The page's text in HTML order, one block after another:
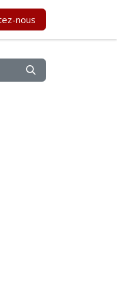
nous